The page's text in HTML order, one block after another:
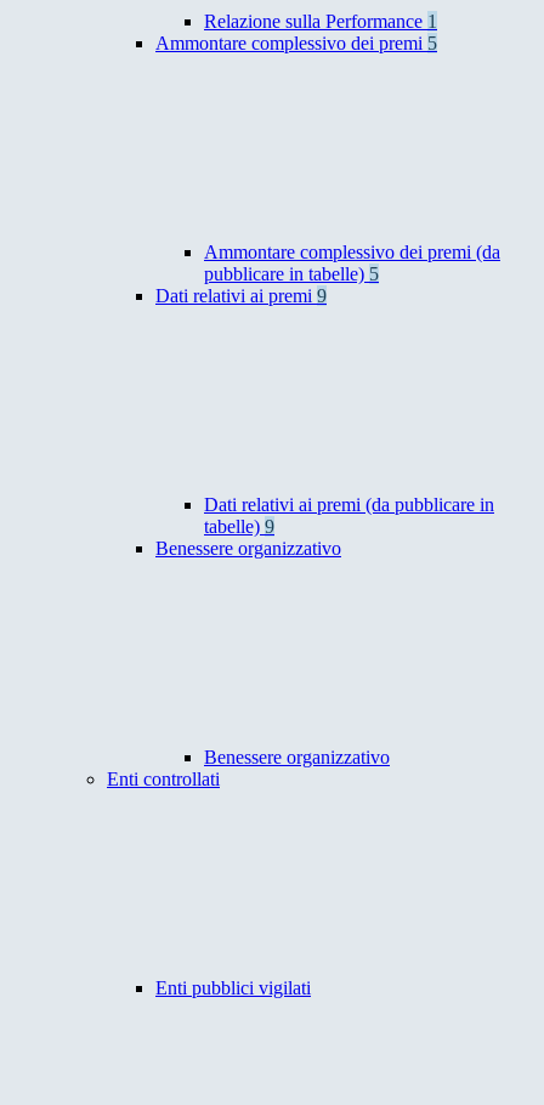
Relazione sulla Performance 1
Ammontare complessivo dei premi 5
Ammontare complessivo dei premi (da
pubblicare in tabelle) 5
Dati relativi ai premi 9
Dati relativi ai premi (da pubblicare in
tabelle) 9
Benessere organizzativo
Benessere organizzativo
Enti controllati
Enti pubblici vigilati